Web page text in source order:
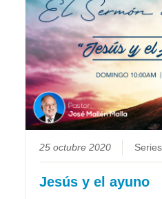
25 octubre 2020
Jesús y el ayuno